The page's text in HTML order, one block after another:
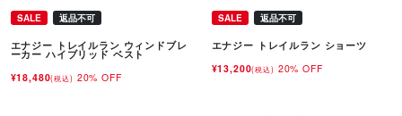
SALE 返品不可
エナジー トレイルラン ウィンドブレ
ーカー ハイブリッド ベスト
¥18,480(税込) 20% OFF
SALE 返品不可
エナジー トレイルラン ショーツ
¥13,200(税込) 20% OFF